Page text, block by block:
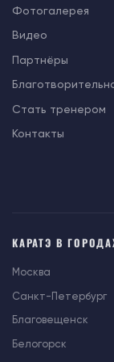
Фотогалерея
Видео
Партнёры
Стать тренером
Контакты
КАРАТЭ В
Москва
Санкт-Петербург
Благовещенск
Белогорск